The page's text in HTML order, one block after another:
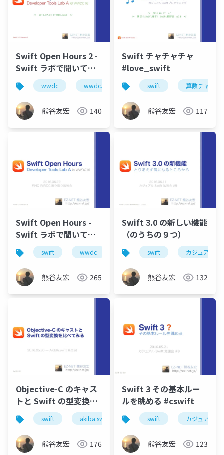
Swift Open Hours 2 -
Swift ラボで聞いてき
た話
wwdc wwdc.next swift
熊谷友宏 140
Swift チャチャチャ
#love_swift
swift 算数チャチャ
熊谷友宏 117
Swift Open Hours -
Swift ラボで聞いてき
た話 #FiNC_WWDC
swift wwdc
熊谷友宏 265
Swift 3.0 の新しい機能
（のうちの９つ）
swift カジュアル
熊谷友宏 132
Objective-C のキャス
トと Swift の型変換を
比べてみる
#akibaswift
swift akiba.swift objective-c
熊谷友宏 176
Swift 3 その基本ルー
ルを眺める #cswift
swift カジュアル
熊谷友宏 123